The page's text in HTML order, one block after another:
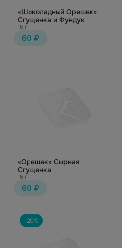
«Шоколадный Орешек»
Сгущенка и Фундук
16 г
60 ₽
«Орешек» Сырная
Сгущенка
16 г
60 ₽
-20%